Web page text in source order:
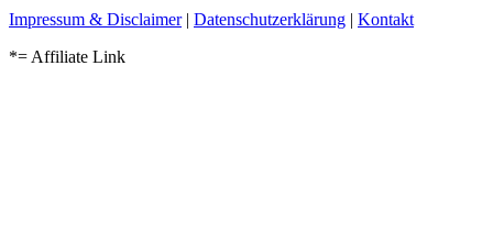
Impressum & Disclaimer| Datenschutzerklärung | Kontakt
*= Affiliate Link